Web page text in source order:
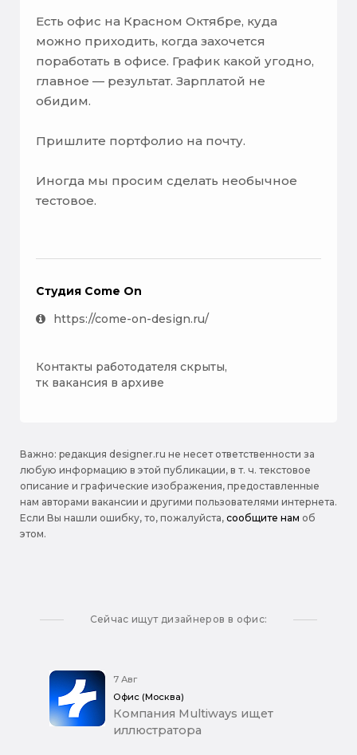
Есть офис на Красном Октябре, куда
можно приходить, когда захочется
поработать в офисе. График какой угодно,
главное — результат. Зарплатой не
обидим.
Пришлите портфолио на почту.
Иногда мы просим сделать необычное
тестовое.
Студия Come On
https://come-on-design.ru/
Контакты работодателя скрыты,
тк вакансия в архиве
Важно: pедакция designer.ru не несет ответственности за
любую информацию в этой публикации, в т. ч. текстовое
описание и графические изображения, предоставленные
нам авторами вакансии и другими пользователями интернета.
Если Вы нашли ошибку, то, пожалуйста, сообщите нам об
этом.
Сейчас ищут дизайнеров в офис:
7 Авг
Офис (Москва)
Компания Multiways ищет
иллюстратора